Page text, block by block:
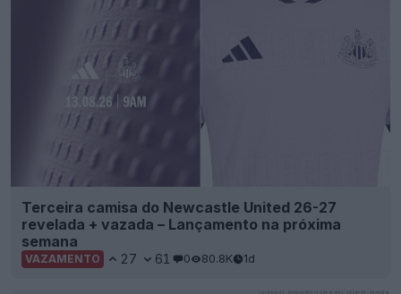
Terceira camisa do Newcastle United 26-27
revelada + vazada – Lançamento na próxima
semana
VAZAMENTO 27 61 0 80.8K 1d